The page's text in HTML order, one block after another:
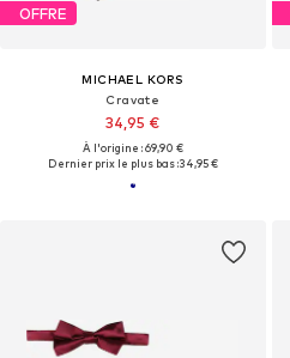
OFFRE
MICHAEL KORS
Cravate
34,95 €
À l'origine : 69,90 €
Dernier prix le plus bas :34,95 €